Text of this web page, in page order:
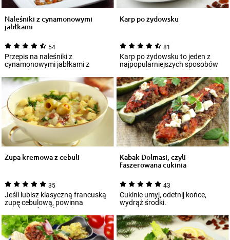
Naleśniki z cynamonowymi
jabłkami
54
Przepis na naleśniki z
cynamonowymi jabłkami z
pewnością przypadnie do gustu
wszystkim tym, którz...
Karp po żydowsku
81
Karp po żydowsku to jeden z
najpopularniejszych sposobów
przyrządzenia tej wigilijnej ryby.
Jego...
Zupa kremowa z cebuli
35
Jeśli lubisz klasyczną francuską
zupę cebulową, powinna
smakować Ci również
proponowana tutaj zup...
Kabak Dolmasi, czyli
faszerowana cukinia
43
Cukinie umyj, odetnij końce,
wydrąż środki.